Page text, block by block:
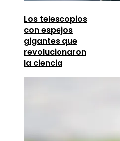
Los telescopios
con espejos
gigantes que
revolucionaron
la ciencia